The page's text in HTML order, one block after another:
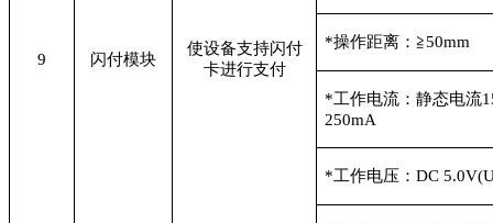
9 闪付模块
使设备支持闪付
卡进行支付
*操作距离：≧50mm
*工作电流：静态电流
250mA
*工作电压：DC